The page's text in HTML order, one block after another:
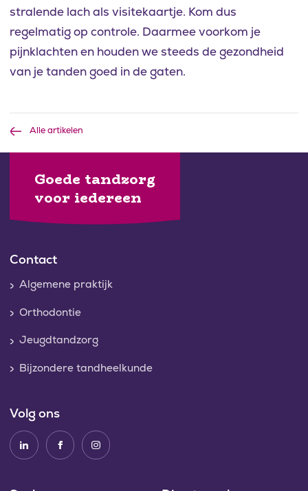
stralende lach als visitekaartje. Kom dus
regelmatig op controle. Daarmee voorkom je
pijnklachten en houden we steeds de gezondheid
van je tanden goed in de gaten.
Alle artikelen
Goede tandzorg
voor iedereen
Contact
Algemene praktijk
Orthodontie
Jeugdtandzorg
Bijzondere tandheelkunde
Volg ons